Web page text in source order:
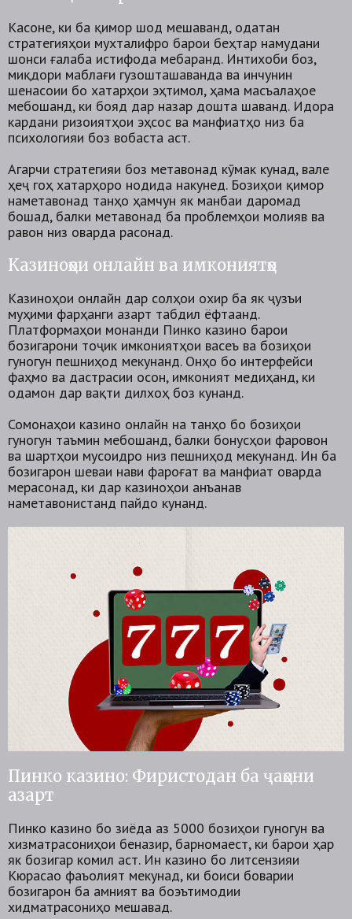
Касоне, ки ба қимор шод мешаванд, одатан
стратегияҳои мухталифро барои беҳтар намудани
шонси ғалаба истифода мебаранд. Интихоби бозӣ,
миқдори маблағи гузошташаванда ва инчунин
шенасоии бо хатарҳои эҳтимолӣ, ҳама масъалаҳое
мебошанд, ки бояд дар назар дошта шаванд. Идора
кардани ризоиятҳои эҳсосӣ ва манфиатҳо низ ба
психологияи бозӣ вобаста аст.
Агарчи стратегияи бозӣ метавонад кӯмак кунад, вале
ҳеҷ гоҳ хатарҳоро нодида накунед. Бозиҳои қиморӣ
наметавонад танҳо ҳамчун як манбаи даромад
бошад, балки метавонад ба проблемҳои молиявӣ ва
равонӣ низ оварда расонад.
Казиноҳои онлайн ва имкониятҳо
Казиноҳои онлайн дар солҳои охир ба як ҷузъи
муҳими фарҳанги азарт табдил ёфтаанд.
Платформаҳои монанди Пинко казино барои
бозигарони тоҷик имкониятҳои васеъ ва бозиҳои
гуногун пешниҳод мекунанд. Онҳо бо интерфейси
фаҳмо ва дастрасии осон, имконият медиҳанд, ки
одамон дар вақти дилхоҳ бозӣ кунанд.
Сомонаҳои казино онлайн на танҳо бо бозиҳои
гуногун таъмин мебошанд, балки бонусҳои фаровон
ва шартҳои мусоидро низ пешниҳод мекунанд. Ин ба
бозигарон шеваи нави фароғат ва манфиат оварда
мерасонад, ки дар казиноҳои анъанавӣ
наметавонистанд пайдо кунанд.
Пинко казино: Фиристодан ба ҷаҳони
азарт
Пинко казино бо зиёда аз 5000 бозиҳои гуногун ва
хизматрасониҳои беназир, барномаест, ки барои ҳар
як бозигар комил аст. Ин казино бо литсензияи
Кюрасао фаъолият мекунад, ки боиси боварии
бозигарон ба амният ва боэътимодии
хидматрасониҳо мешавад.